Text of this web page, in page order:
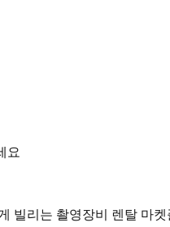
요
빌리는 촬영장비 렌탈 마켓